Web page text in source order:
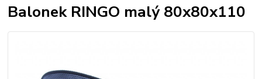
Balonek RINGO malý 80x80x110